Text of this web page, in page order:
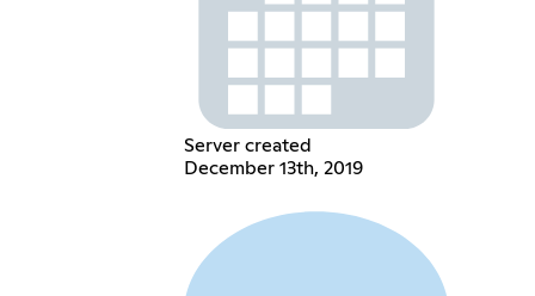
Server created
December 13th, 2019